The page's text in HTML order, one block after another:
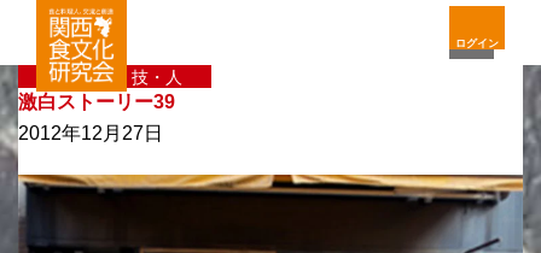
ログイン
〈新〉味・技・人
激白ストーリー39
2012年12月27日